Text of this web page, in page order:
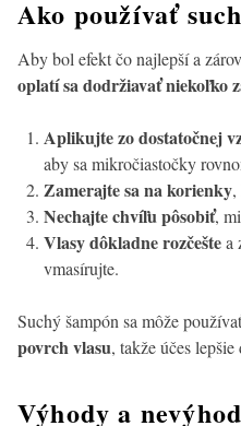
Ako používať
Aby bol efekt čo najlepší a
oplatí sa dodržiavať niekoľko
Aplikujte zo dostatočnej
aby sa mikročiastočky
Zamerajte sa na korienky,
Nechajte chvíľu pôsobiť,
Vlasy dôkladne rozčeštea
vmasírujte.
Suchý šampón sa môže
povrch vlasu, takže účes lepšie
Výhody a